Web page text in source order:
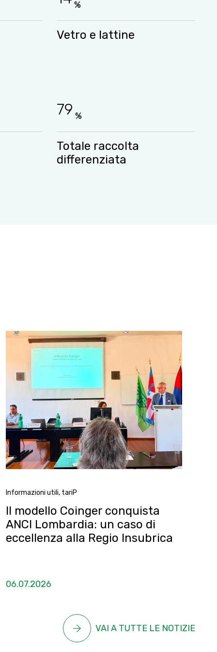
%
Vetro e lattine
79 %
Totale raccolta
differenziata
Informazioni utili, tariP
Il modello Coinger conquista
ANCI Lombardia: un caso di
eccellenza alla Regio Insubrica
06.07.2026
VAI A TUTTE LE NOTIZIE